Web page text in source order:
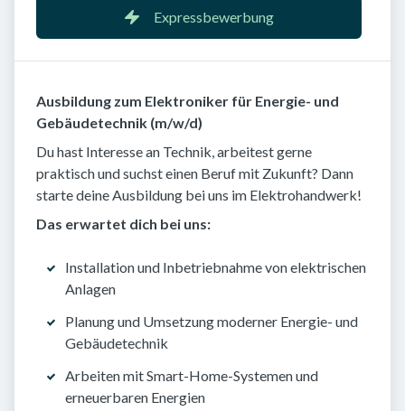
Expressbewerbung
Ausbildung zum Elektroniker für Energie- und
Gebäudetechnik (m/w/d)
Du hast Interesse an Technik, arbeitest gerne
praktisch und suchst einen Beruf mit Zukunft? Dann
starte deine Ausbildung bei uns im Elektrohandwerk!
Das erwartet dich bei uns:
Installation und Inbetriebnahme von elektrischen
Anlagen
Planung und Umsetzung moderner Energie- und
Gebäudetechnik
Arbeiten mit Smart-Home-Systemen und
erneuerbaren Energien